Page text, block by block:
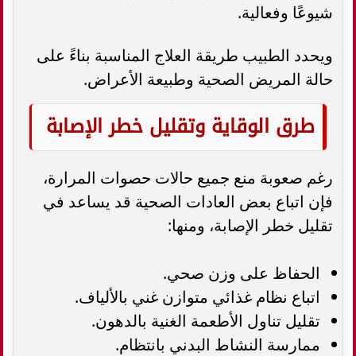
شيوعًا وفعالية.
ويحدد الطبيب طريقة العلاج المناسبة بناءً على
حالة المريض الصحية وطبيعة الأعراض.
طرق الوقاية وتقليل خطر الإصابة
رغم صعوبة منع جميع حالات حصوات المرارة،
فإن اتباع بعض العادات الصحية قد يساعد في
تقليل خطر الإصابة، ومنها:
الحفاظ على وزن صحي.
اتباع نظام غذائي متوازن غني بالألياف.
تقليل تناول الأطعمة الغنية بالدهون.
ممارسة النشاط البدني بانتظام.